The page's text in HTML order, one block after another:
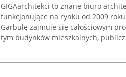
GIGAarchitekci to znane biuro
funkcjonujące na rynku od 2009
Garbulę zajmuje się całościowym
tym budynków mieszkalnych,